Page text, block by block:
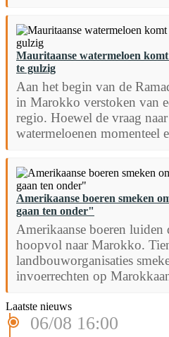
Mauritaanse watermeloen
te gulzig
Aan het begin van de
in Marokko verstoken van
regio. Hoewel de vraag
watermeloenen momenteel
Amerikaanse boeren smeken
gaan ten onder"
Amerikaanse boeren
hoopvol naar Marokko.
landbouworganisaties
invoerrechten op
Laatste nieuws
06/08 16:00